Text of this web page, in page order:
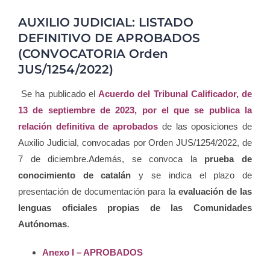
AUXILIO JUDICIAL: LISTADO
DEFINITIVO DE APROBADOS
(CONVOCATORIA Orden
JUS/1254/2022)
Se ha publicado elAcuerdo del Tribunal Calificador, de
13 de septiembre de 2023, por el que se publica la
relación definitiva de aprobados de las oposiciones de
Auxilio Judicial, convocadas por Orden JUS/1254/2022, de
7 de diciembre.Además, se convoca la prueba de
conocimiento de catalán y se indica el plazo de
presentación de documentación para la evaluación de las
lenguas oficiales propias de las Comunidades
Autónomas.
Anexo I – APROBADOS